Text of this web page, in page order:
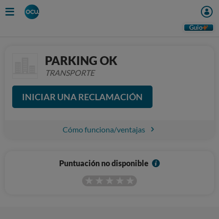
Guio
PARKING OK
TRANSPORTE
INICIAR UNA RECLAMACIÓN
Cómo funciona/ventajas
Puntuación no disponible
I